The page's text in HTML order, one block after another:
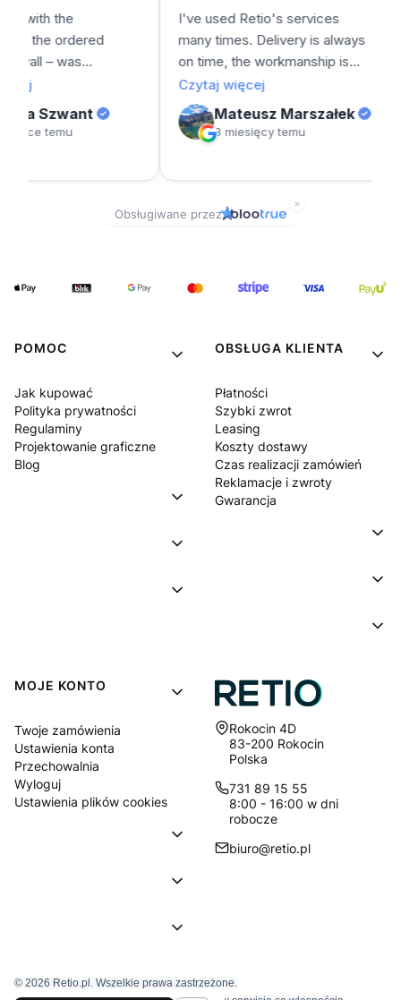
POMOC
Jak kupować
Polityka prywatności
Regulaminy
Projektowanie graficzne
Blog
OBSŁUGA KLIENTA
Płatności
Szybki zwrot
Leasing
Koszty dostawy
Czas realizacji zamówień
Reklamacje i zwroty
Gwarancja
MOJE KONTO
Twoje zamówienia
Ustawienia konta
Przechowalnia
Wyloguj
Ustawienia plików cookies
Adres:
Rokocin 4D
83-200 Rokocin
Polska
731 89 15 55
8:00 - 16:00 w dni
robocze
biuro@retio.pl
© 2026 Retio.pl. Wszelkie prawa zastrzeżone.